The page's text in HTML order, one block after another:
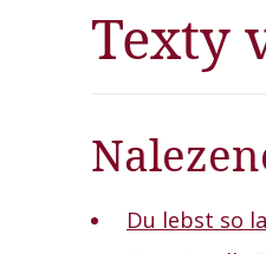
Texty
Du lebst so